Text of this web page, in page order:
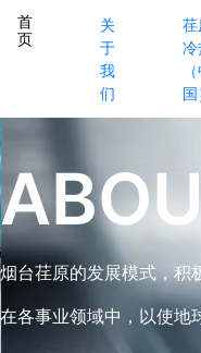
首
页
关
于
我
们
荏
冷
国
烟台荏原的发展模式，积
在各事业领域中，以使地